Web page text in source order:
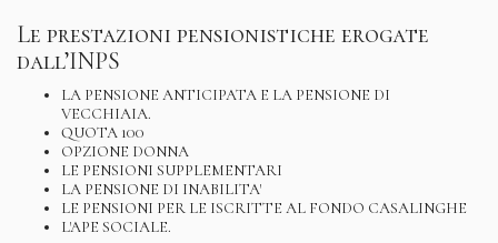
Le prestazioni pensionistiche erogate
dall’INPS
LA PENSIONE ANTICIPATA E LA PENSIONE DI
VECCHIAIA.
QUOTA 100
OPZIONE DONNA
LE PENSIONI SUPPLEMENTARI
LA PENSIONE DI INABILITA'
LE PENSIONI PER LE ISCRITTE AL FONDO CASALINGHE
L'APE SOCIALE.